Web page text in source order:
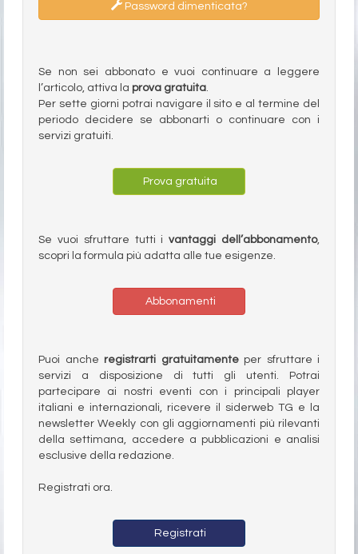
Password dimenticata?
Se non sei abbonato e vuoi continuare a leggere
l’articolo, attiva la prova gratuita.
Per sette giorni potrai navigare il sito e al termine del
periodo decidere se abbonarti o continuare con i
servizi gratuiti.
Prova gratuita
Se vuoi sfruttare tutti ivantaggi dell’abbonamento,
scopri la formula più adatta alle tue esigenze.
Abbonamenti
Puoi anche registrarti gratuitamenteper sfruttare i
servizi a disposizione di tutti gli utenti. Potrai
partecipare ai nostri eventi con i principali player
italiani e internazionali, ricevere il siderweb TG e la
newsletter Weekly con gli aggiornamenti più rilevanti
della settimana, accedere a pubblicazioni e analisi
esclusive della redazione.
Registrati ora.
Registrati